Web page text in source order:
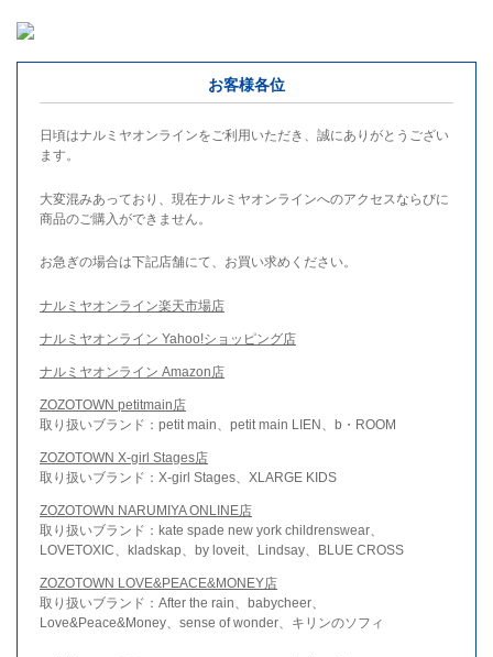
お客様各位
日頃はナルミヤオンラインをご利用いただき、誠にありがとうござい
ます。
大変混みあっており、現在ナルミヤオンラインへのアクセスならびに
商品のご購入ができません。
お急ぎの場合は下記店舗にて、お買い求めください。
ナルミヤオンライン楽天市場店
ナルミヤオンライン Yahoo!ショッピング店
ナルミヤオンライン Amazon店
ZOZOTOWN petitmain店
取り扱いブランド：petit main、petit main LIEN、b・ROOM
ZOZOTOWN X-girl Stages店
取り扱いブランド：X-girl Stages、XLARGE KIDS
ZOZOTOWN NARUMIYA ONLINE店
取り扱いブランド：kate spade new york childrenswear、
LOVETOXIC、kladskap、by loveit、Lindsay、BLUE CROSS
ZOZOTOWN LOVE&PEACE&MONEY店
取り扱いブランド：After the rain、babycheer、
Love&Peace&Money、sense of wonder、キリンのソフィ